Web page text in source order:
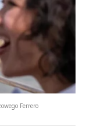
Ferrero